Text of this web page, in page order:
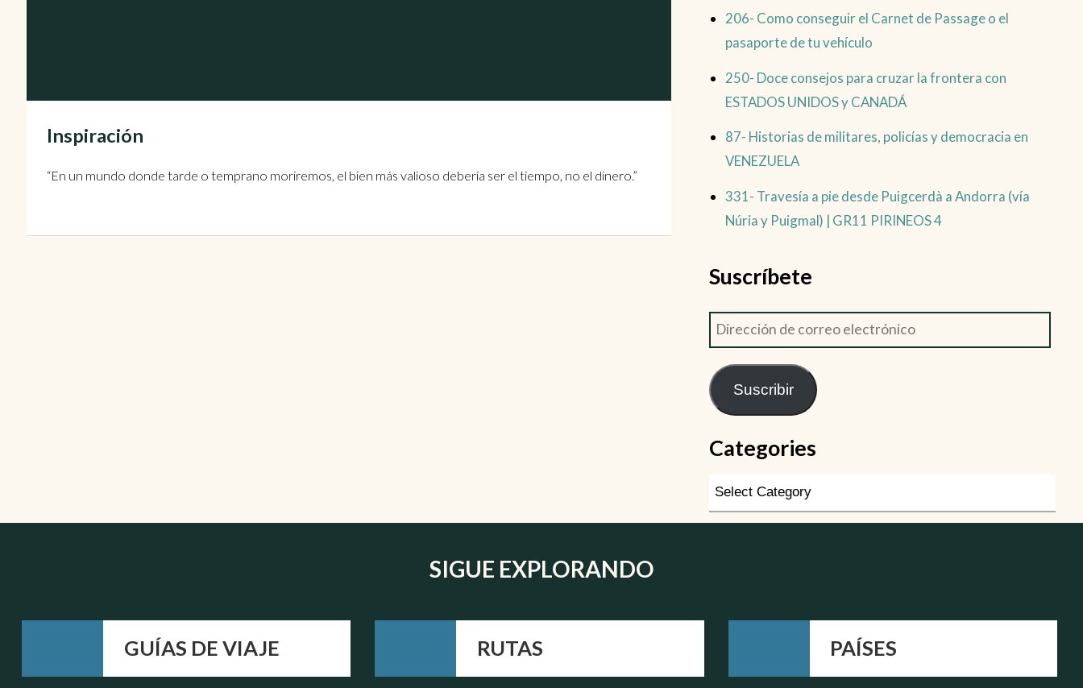
Inspiración
“En un mundo donde tarde o temprano moriremos, el bien más valioso debería ser el tiempo, no el dinero.”
206- Como conseguir el Carnet de Passage o el
pasaporte de tu vehículo
250- Doce consejos para cruzar la frontera con
ESTADOS UNIDOS y CANADÁ
87- Historias de militares, policías y democracia en
VENEZUELA
331- Travesía a pie desde Puigcerdà a Andorra (vía
Núria y Puigmal) | GR11 PIRINEOS 4
Suscríbete
Suscribir
Categories
SIGUE EXPLORANDO
GUÍAS DE VIAJE RUTAS PAÍSES